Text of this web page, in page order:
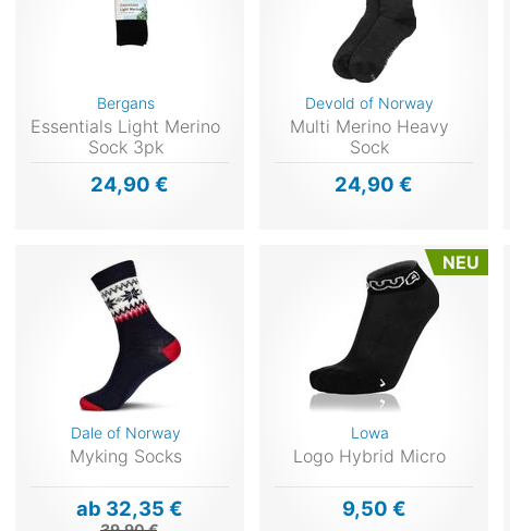
Bergans
Essentials Light Merino
Sock 3pk
24,90 €
Devold of Norway
Multi Merino Heavy
Sock
24,90 €
Dale of Norway
Myking Socks
ab 32,35 €
NEU
Lowa
Logo Hybrid Micro
9,50 €